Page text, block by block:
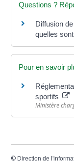
Questions ?
Diffusion
quelles
Pour en savoir
sportifs
Ministère
© Direction de